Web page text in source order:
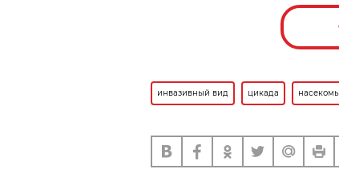
инвазивный вид цикада